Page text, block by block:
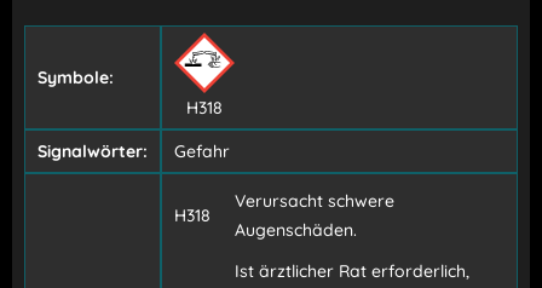
Symbole:
H318
Signalwörter:
Gefahr
H318
Verursacht schwere
Augenschäden.
Ist ärztlicher Rat erforderlich,